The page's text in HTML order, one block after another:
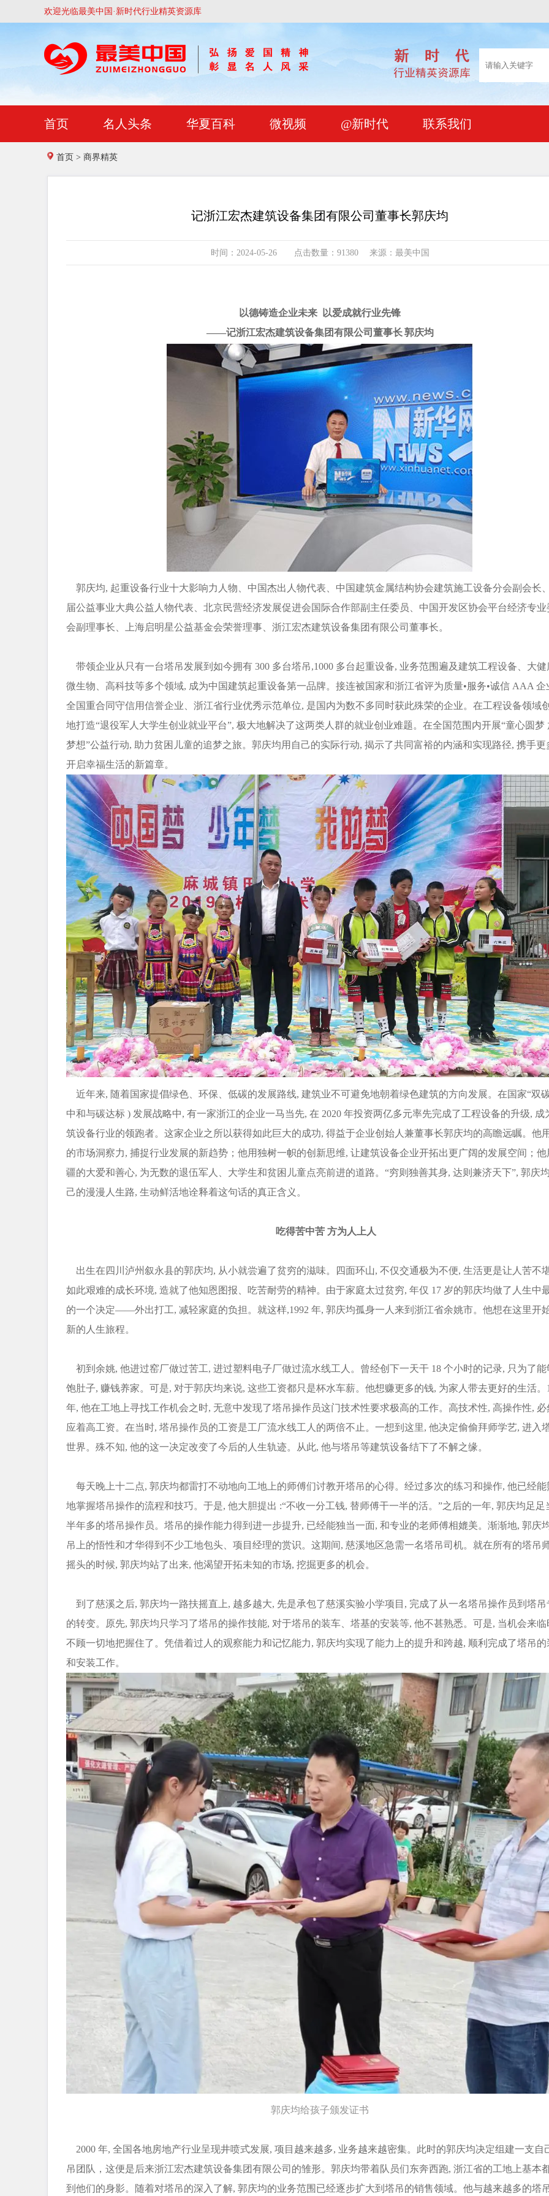
欢迎光临最美中国·新时代行业精英资源库
首页 名人头条 华夏百科 微视频 @新时代 联系我们
首页 > 商界精英
记浙江宏杰建筑设备集团有限公司董事长郭庆均
时间：2024-05-26 点击数量：91380 来源：最美中国
以德铸造企业未来 以爱成就行业先锋
——记浙江宏杰建筑设备集团有限公司董事长 郭庆均
郭庆均, 起重设备行业十大影响力人物、中国杰出人物代表、中国建筑金属结构协会建筑施工设备分会副会长
届公益事业大典公益人物代表、北京民营经济发展促进会国际合作部副主任委员、中国开发区协会平台经济专业
会副理事长、上海启明星公益基金会荣誉理事、浙江宏杰建筑设备集团有限公司董事长。
带领企业从只有一台塔吊发展到如今拥有 300 多台塔吊,1000 多台起重设备, 业务范围遍及建筑工程设备、大健
微生物、高科技等多个领域, 成为中国建筑起重设备第一品牌。接连被国家和浙江省评为质量•服务•诚信 AAA 企
全国重合同守信用信誉企业、浙江省行业优秀示范单位, 是国内为数不多同时获此殊荣的企业。在工程设备领域
地打造“退役军人大学生创业就业平台”, 极大地解决了这两类人群的就业创业难题。在全国范围内开展“童心圆梦
梦想”公益行动, 助力贫困儿童的追梦之旅。郭庆均用自己的实际行动, 揭示了共同富裕的内涵和实现路径, 携手更
开启幸福生活的新篇章。
近年来, 随着国家提倡绿色、环保、低碳的发展路线, 建筑业不可避免地朝着绿色建筑的方向发展。在国家“双
中和与碳达标 ) 发展战略中, 有一家浙江的企业一马当先, 在 2020 年投资两亿多元率先完成了工程设备的升级, 成
筑设备行业的领跑者。这家企业之所以获得如此巨大的成功, 得益于企业创始人兼董事长郭庆均的高瞻远瞩。他
的市场洞察力, 捕捉行业发展的新趋势；他用独树一帜的创新思维, 让建筑设备企业开拓出更广阔的发展空间；他
疆的大爱和善心, 为无数的退伍军人、大学生和贫困儿童点亮前进的道路。“穷则独善其身, 达则兼济天下”, 郭庆
己的漫漫人生路, 生动鲜活地诠释着这句话的真正含义。
吃得苦中苦 方为人上人
出生在四川泸州叙永县的郭庆均, 从小就尝遍了贫穷的滋味。四面环山, 不仅交通极为不便, 生活更是让人苦不
如此艰难的成长环境, 造就了他知恩图报、吃苦耐劳的精神。由于家庭太过贫穷, 年仅 17 岁的郭庆均做了人生中
的一个决定——外出打工, 减轻家庭的负担。就这样,1992 年, 郭庆均孤身一人来到浙江省余姚市。他想在这里开
新的人生旅程。
初到余姚, 他进过窑厂做过苦工, 进过塑料电子厂做过流水线工人。曾经创下一天干 18 个小时的记录, 只为了能
饱肚子, 赚钱养家。可是, 对于郭庆均来说, 这些工资都只是杯水车薪。他想赚更多的钱, 为家人带去更好的生活。
年, 他在工地上寻找工作机会之时, 无意中发现了塔吊操作员这门技术性要求极高的工作。高技术性, 高操作性, 必
应着高工资。在当时, 塔吊操作员的工资是工厂流水线工人的两倍不止。一想到这里, 他决定偷偷拜师学艺, 进入
世界。殊不知, 他的这一决定改变了今后的人生轨迹。从此, 他与塔吊等建筑设备结下了不解之缘。
每天晚上十二点, 郭庆均都雷打不动地向工地上的师傅们讨教开塔吊的心得。经过多次的练习和操作, 他已经能
地掌握塔吊操作的流程和技巧。于是, 他大胆提出 :“不收一分工钱, 替师傅干一半的活。”之后的一年, 郭庆均足足
半年多的塔吊操作员。塔吊的操作能力得到进一步提升, 已经能独当一面, 和专业的老师傅相媲美。渐渐地, 郭庆
吊上的悟性和才华得到不少工地包头、项目经理的赏识。这期间, 慈溪地区急需一名塔吊司机。就在所有的塔吊
摇头的时候, 郭庆均站了出来, 他渴望开拓未知的市场, 挖掘更多的机会。
到了慈溪之后, 郭庆均一路扶摇直上, 越多越大, 先是承包了慈溪实验小学项目, 完成了从一名塔吊操作员到塔吊
的转变。原先, 郭庆均只学习了塔吊的操作技能, 对于塔吊的装车、塔基的安装等, 他不甚熟悉。可是, 当机会来临
不顾一切地把握住了。凭借着过人的观察能力和记忆能力, 郭庆均实现了能力上的提升和跨越, 顺利完成了塔吊的
和安装工作。
郭庆均给孩子颁发证书
2000 年, 全国各地房地产行业呈现井喷式发展, 项目越来越多, 业务越来越密集。此时的郭庆均决定组建一支自
吊团队，这便是后来浙江宏杰建筑设备集团有限公司的雏形。郭庆均带着队员们东奔西跑, 浙江省的工地上基本
到他们的身影。随着对塔吊的深入了解, 郭庆均的业务范围已经逐步扩大到塔吊的销售领域。他与越来越多的塔